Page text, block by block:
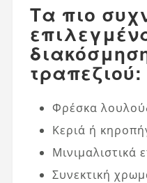
Τα πιο
τραπεζιού:
Φρέσκα
Κεριά ή
Μινιμαλιστικά
Συνεκτική